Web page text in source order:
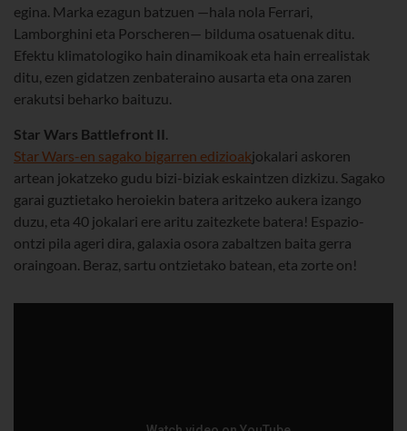
egina. Marka ezagun batzuen —hala nola Ferrari,
Lamborghini eta Porscheren— bilduma osatuenak ditu.
Efektu klimatologiko hain dinamikoak eta hain errealistak
ditu, ezen gidatzen zenbateraino ausarta eta ona zaren
erakutsi beharko baituzu.
Star Wars Battlefront II.
Star Wars-en sagako bigarren edizioakjokalari askoren
artean jokatzeko gudu bizi-biziak eskaintzen dizkizu. Sagako
garai guztietako heroiekin batera aritzeko aukera izango
duzu, eta 40 jokalari ere aritu zaitezkete batera! Espazio-
ontzi pila ageri dira, galaxia osora zabaltzen baita gerra
oraingoan. Beraz, sartu ontzietako batean, eta zorte on!